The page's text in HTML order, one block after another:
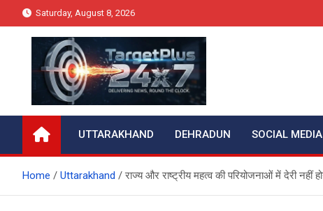
to
Saturday, August 8, 2026
Target Plus 24×7
UTTARAKHAND DEHRADUN SOCIAL
Home Uttarakhand राज्य और राष्ट्रीय महत्व की परियोजनाओं में देरी नहीं